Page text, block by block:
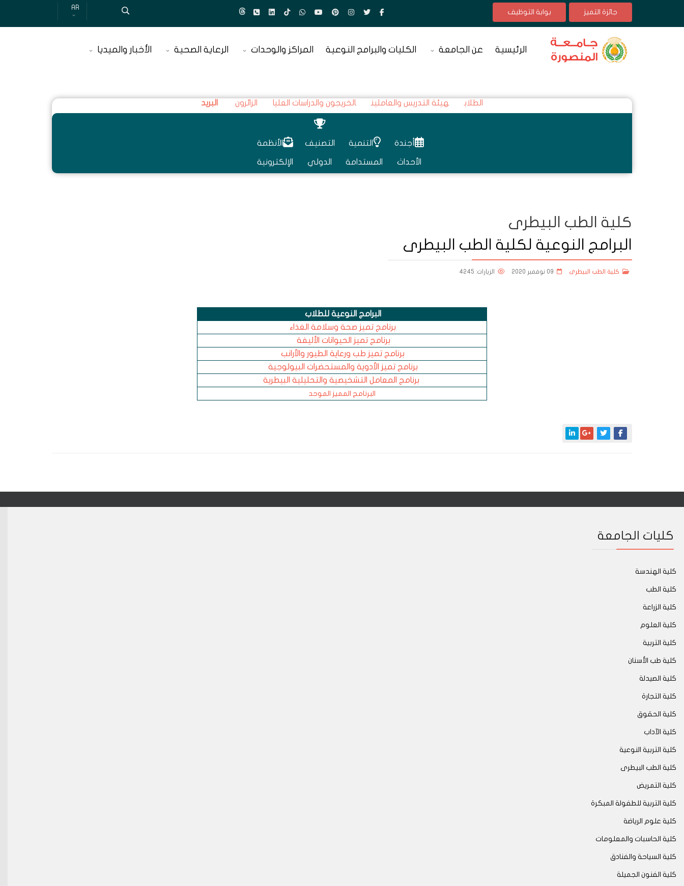
جائزة التميز بوابة التوظيف
AR
الرئيسية عن الجامعة الكليات والبرامج النوعية المراكز والوحدات الرعاية الصحية الأخبار والميديا
الطلاب هيئة التدريس والعاملين الخريجون والدراسات العليا الزائرون البريد
أجندة
الأحداث
التنمية
المستدامة
التصنيف
الدولي
الأنظمة
الإلكترونية
كلية الطب البيطرى
البرامج النوعية لكلية الطب البيطرى
كلية الطب البيطرى 09 نوفمبر 2020 الزيارات: 4245
البرامج النوعية للطلاب
برنامج تميز صحة وسلامة الغذاء
برنامج تميز الحيوانات الأليفة
برنامج تميز طب ورعاية الطيور والأرانب
برنامج تميز الأدوية والمستحضرات البيولوجية
برنامج المعامل التشخيصية والتحليلية البيطرية
البرنامج المميز الموحد
كليات الجامعة
كلية الهندسة
كلية الطب
كلية الزراعة
كلية العلوم
كلية التربية
كلية طب الأسنان
كلية الصيدلة
كلية التجارة
كلية الحقوق
كلية الآداب
كلية التربية النوعية
كلية الطب البيطرى
كلية التمريض
كلية التربية للطفولة المبكرة
كلية علوم الرياضة
كلية الحاسبات والمعلومات
كلية السياحة والفنادق
كلية الفنون الجميلة